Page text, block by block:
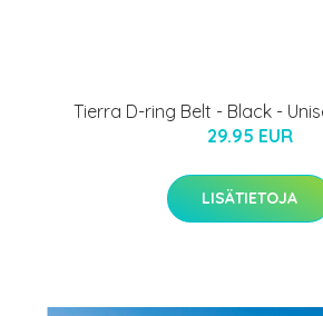
Tierra D-ring Belt - Black -
29.95 EUR
LISÄTIETOJA